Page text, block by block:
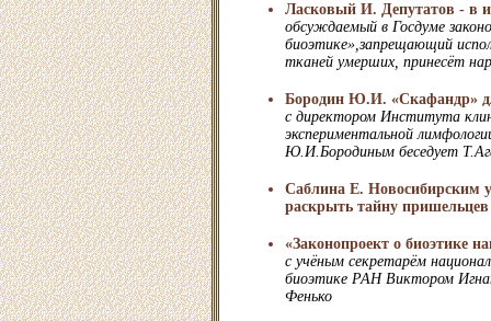
Ласковый И. Депутатов - в
обсуждаемый в Госдуме
биоэтике»,запрещающий
тканей умерших, принесёт
Бородин Ю.И. «Скафандр»
с директором Института
экспериментальной
Ю.И.Бородиным беседует
Саблина Е. Новосибирским
раскрыть тайну
«Законопроект о биоэтике
с учёным секретарём
биоэтике РАН Виктором
Фенько